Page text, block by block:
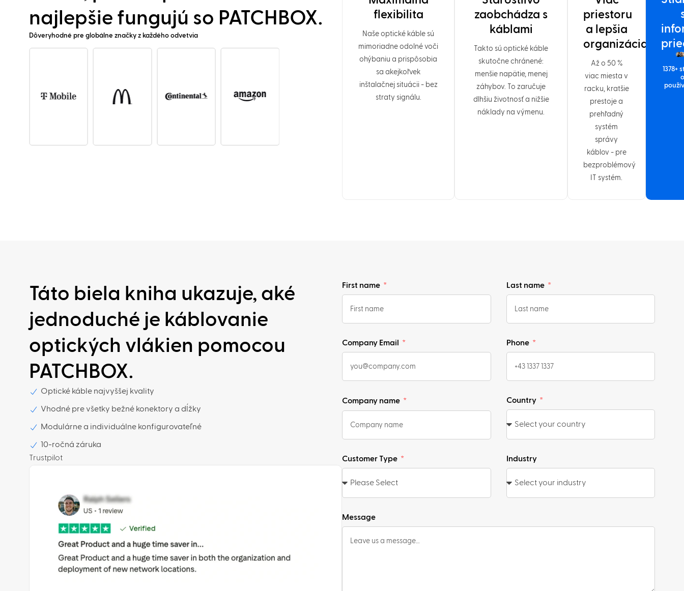
najlepšie fungujú so PATCHBOX.
Dôveryhodné pre globálne značky z každého odvetvia
flexibilita
Naše optické káble sú
mimoriadne odolné voči
ohýbaniu a prispôsobia
sa akejkoľvek
inštalačnej situácii - bez
straty signálu.
zaobchádza s
káblami
Takto sú optické káble
skutočne chránené:
menšie napätie, menej
záhybov. To zaručuje
dlhšiu životnosť a nižšie
náklady na výmenu.
priestoru
a lepšia
organizácia
Až o 50 %
viac miesta v
racku, kratšie
prestoje a
prehľadný
systém
správy
káblov - pre
bezproblémový
IT systém.
1378+
Táto biela kniha ukazuje, aké
jednoduché je káblovanie
optických vlákien pomocou
PATCHBOX.
Optické káble najvyššej kvality
Vhodné pre všetky bežné konektory a dĺžky
Modulárne a individuálne konfigurovateľné
10-ročná záruka
Trustpilot
First name Last name
Company Email Phone
Company name Country
Customer Type Industry
Message